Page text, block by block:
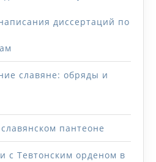
диссертаций по
славяне: обряды и
пантеоне
с Тевтонским орденом в